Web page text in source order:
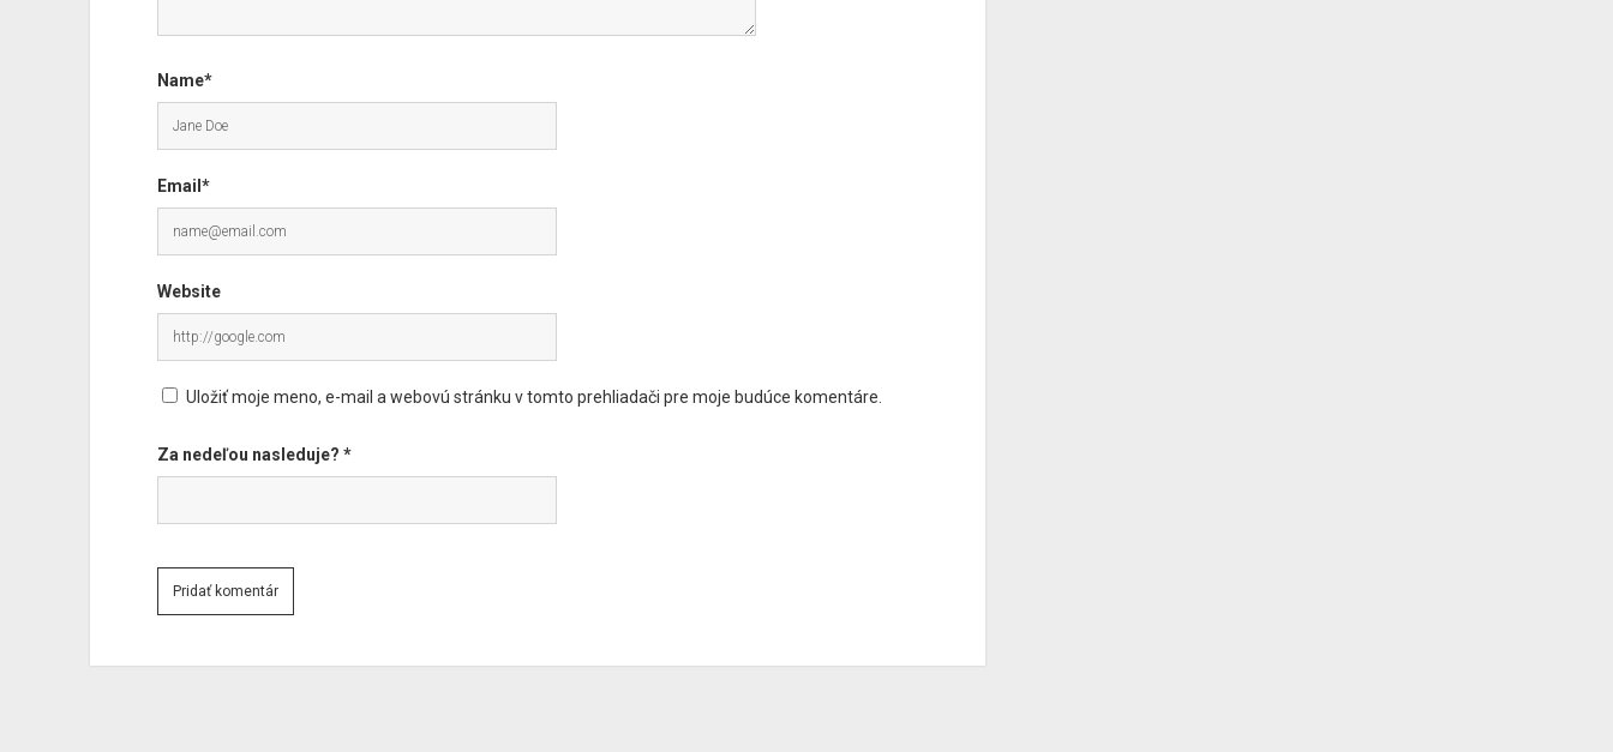
Name*
Email*
Website
Uložiť moje meno, e-mail a webovú stránku v tomto prehliadači pre moje budúce komentáre.
Za nedeľou nasleduje? *